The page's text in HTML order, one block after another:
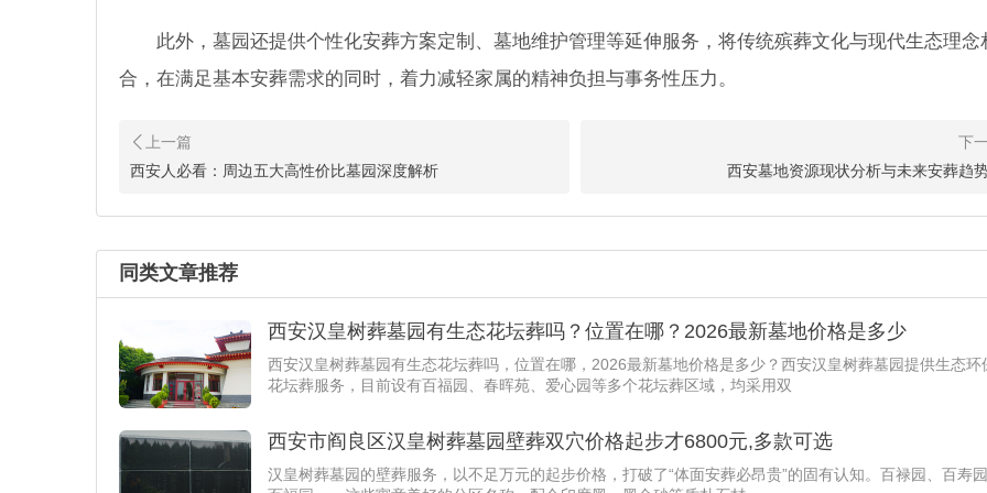
此外，墓园还提供个性化安葬方案定制、墓地维护管理等延伸服务，将传统殡葬文化与现代生态理念
合，在满足基本安葬需求的同时，着力减轻家属的精神负担与事务性压力。
西安人必看：周边五大高性价比墓园深度解析 西安墓地资源现状分析与未来安葬趋
同类文章推荐
“人生自古谁无死，化作春泥更护花”。近年来，“生态葬”、“树葬”这些词汇越来越频繁地出现在大众视野中
你真的了解什么是真正的生态树葬吗？
9900元拥有生态树葬！实探汉皇树葬墓园：红色斜碑+松树相伴
在西安阎良区，汉皇树葬墓园以一种至简至美的方式，重新诠释了生命与自然的对话——9900元的生态树
西安汉皇树葬墓园有生态花坛葬吗？位置在哪？2026最新墓地价格是多少
西安汉皇树葬墓园有生态花坛葬吗，位置在哪，2026最新墓地价格是多少？西安汉皇树葬墓园提供生态环
花坛葬服务，目前设有百福园、春晖苑、爱心园等多个花坛葬区域，均采用双
西安市阎良区汉皇树葬墓园壁葬双穴价格起步才6800元,多款可选
汉皇树葬墓园的壁葬服务，以不足万元的起步价格，打破了“体面安葬必昂贵”的固有认知。百禄园、百寿园